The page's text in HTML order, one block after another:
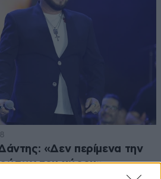
09:13
18·11·2019 09:42
και τη νομιμοπιηση
0 1
«Δεν περίμενα την
του χώρου»